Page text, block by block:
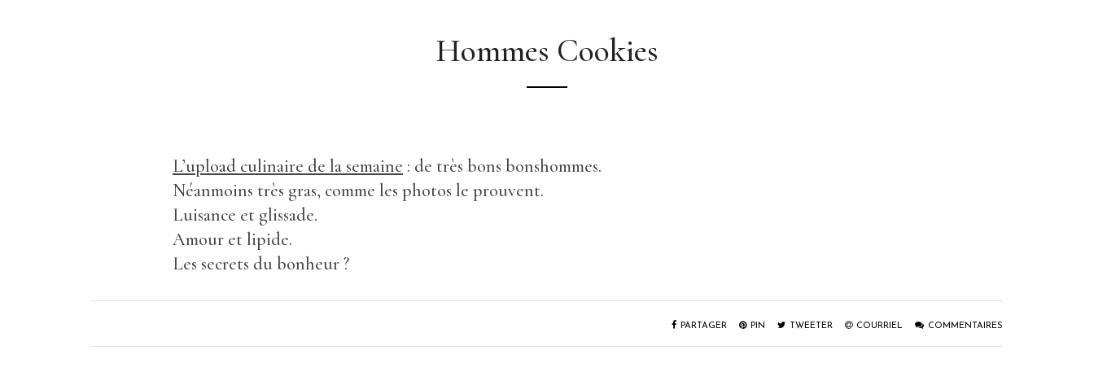
Hommes Cookies
L’upload culinaire de la semaine : de très bons bonshommes.
Néanmoins très gras, comme les photos le prouvent.
Luisance et glissade.
Amour et lipide.
Les secrets du bonheur ?
PARTAGER PIN TWEETER COURRIEL COMMENTAIRES